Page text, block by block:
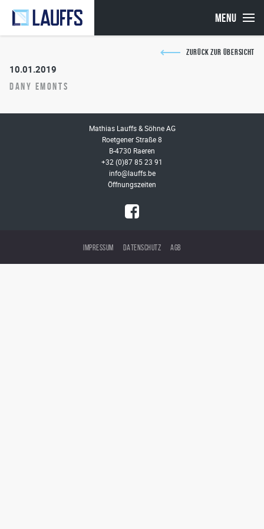
MENU
ZURÜCK ZUR ÜBERSICHT
10.01.2019
Dany Emonts
Mathias Lauffs & Söhne AG
Roetgener Straße 8
B-4730 Raeren
+32 (0)87 85 23 91
info@lauffs.be
Öffnungszeiten
IMPRESSUM DATENSCHUTZ AGB